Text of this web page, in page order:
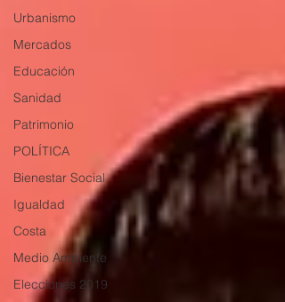
Urbanismo
Mercados
Educación
Sanidad
Patrimonio
POLÍTICA
Bienestar Social
Igualdad
Costa
Medio Ambiente
Elecciones 2019